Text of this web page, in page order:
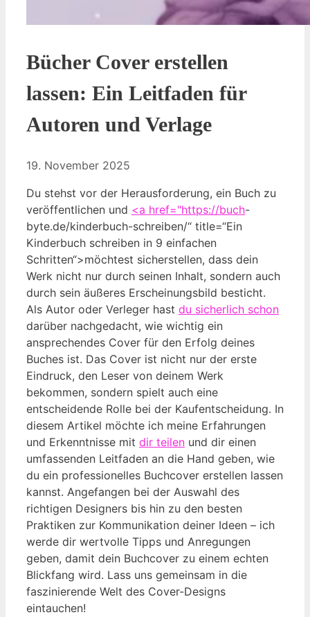
Bücher Cover erstellen
lassen: Ein Leitfaden für
Autoren und Verlage
19. November 2025
Du stehst vor der Herausforderung, ein Buch zu
veröffentlichen und <a href="https://buch-
byte.de/kinderbuch-schreiben/“ title=“Ein
Kinderbuch schreiben in 9 einfachen
Schritten“>möchtest sicherstellen, dass dein
Werk nicht nur durch seinen Inhalt, sondern auch
durch sein äußeres Erscheinungsbild besticht.
Als Autor oder Verleger hast du sicherlich schon
darüber nachgedacht, wie wichtig ein
ansprechendes Cover für den Erfolg deines
Buches ist. Das Cover ist nicht nur der erste
Eindruck, den Leser von deinem Werk
bekommen, sondern spielt auch eine
entscheidende Rolle bei der Kaufentscheidung. In
diesem Artikel möchte ich meine Erfahrungen
und Erkenntnisse mit dir teilen und dir einen
umfassenden Leitfaden an die Hand geben, wie
du ein professionelles Buchcover erstellen lassen
kannst. Angefangen bei der Auswahl des
richtigen Designers bis hin zu den besten
Praktiken zur Kommunikation deiner Ideen – ich
werde dir wertvolle Tipps und Anregungen
geben, damit dein Buchcover zu einem echten
Blickfang wird. Lass uns gemeinsam in die
faszinierende Welt des Cover-Designs
eintauchen!